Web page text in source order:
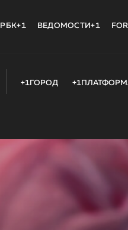
РБК+1 ВЕДОМОСТИ+1
+1ГОРОД